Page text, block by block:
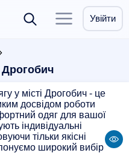
Увійти
у місті Дрогобич - це
досвідом роботи
одяг для вашої
індивідуальні
тільки якісні
широкий вибір